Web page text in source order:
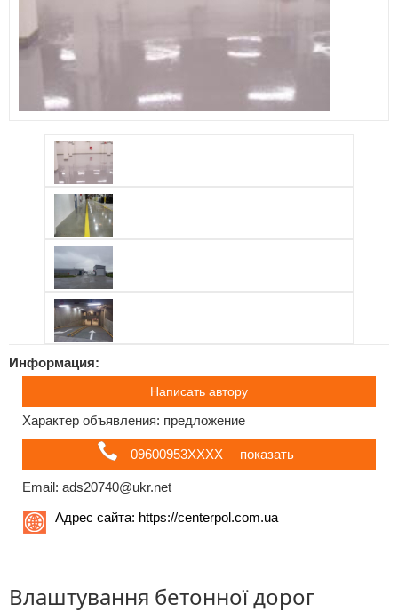
Информация:
Написать автору
Характер объявления: предложение
09600953ХХХХ показать
Email: ads20740@ukr.net
Адрес сайта: https://centerpol.com.ua
Влаштування бетонної дорог